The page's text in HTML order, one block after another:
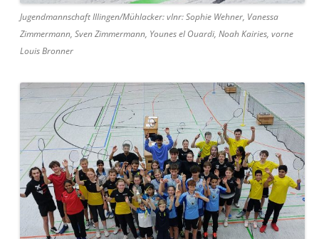
Jugendmannschaft Illingen/Mühlacker: vlnr: Sophie Wehner, Vanessa
Zimmermann, Sven Zimmermann, Younes el Ouardi, Noah Kairies, vorne
Louis Bronner